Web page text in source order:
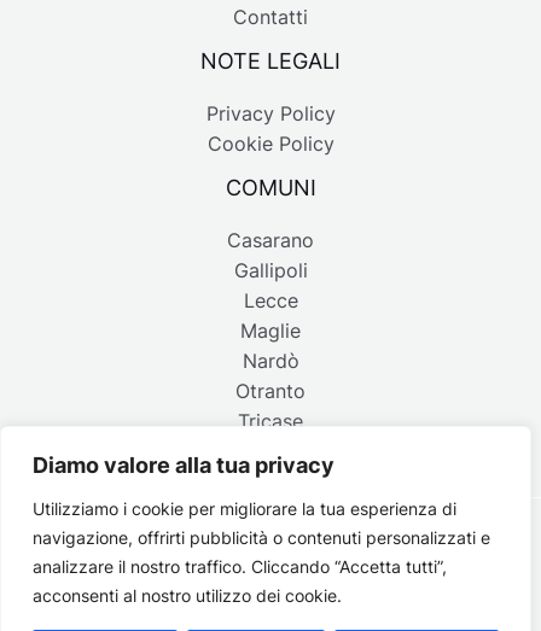
Diamo valore alla tua privacy
Utilizziamo i cookie per migliorare la tua esperienza di
navigazione, offrirti pubblicità o contenuti personalizzati e
analizzare il nostro traffico. Cliccando “Accetta tutti”,
acconsenti al nostro utilizzo dei cookie.
Contatti
NOTE LEGALI
Privacy Policy
Cookie Policy
COMUNI
Casarano
Gallipoli
Lecce
Maglie
Nardò
Otranto
Tricase
Copyright © 2026 Belpaese | Periodico d'informazione del
Salento - P.IVA 4637850753 - Testata registrata il 18 gennaio